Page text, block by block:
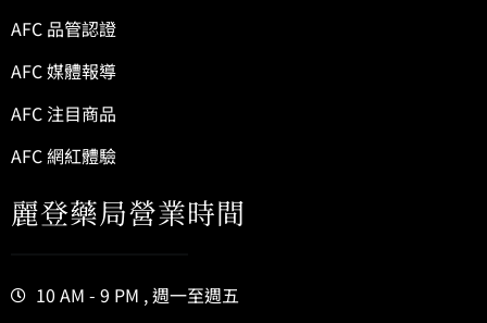
AFC 品管認證
AFC 媒體報導
AFC 注目商品
AFC 網紅體驗
麗登藥局營業時間
10 AM - 9 PM , 週一至週五